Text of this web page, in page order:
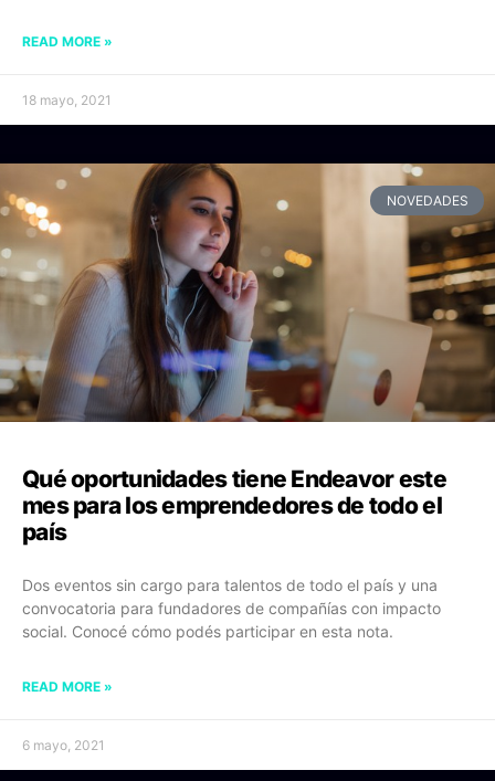
READ MORE »
18 mayo, 2021
NOVEDADES
Qué oportunidades tiene Endeavor este
mes para los emprendedores de todo el
país
Dos eventos sin cargo para talentos de todo el país y una
convocatoria para fundadores de compañías con impacto
social. Conocé cómo podés participar en esta nota.
READ MORE »
6 mayo, 2021